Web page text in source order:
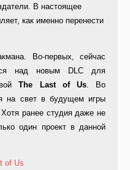
В настоящее
как именно перенести
Во-первых, сейчас
над новым DLC для
The Last of Us. Во
на свет в будущем игры
ранее студия даже не
один проект в данной